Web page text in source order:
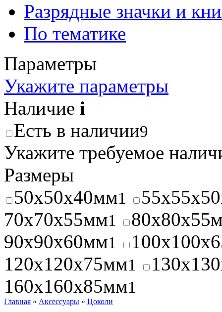
Разрядные значки и
По тематике
Параметры
Укажите параметры
Наличие i
Есть в наличии9
Укажите требуемое
Размеры
50x50x40мм1
70x70x55мм1
90x90x60мм1
120x120x75мм1
160x160x85мм1
Главная » Аксессуары » Цоколи